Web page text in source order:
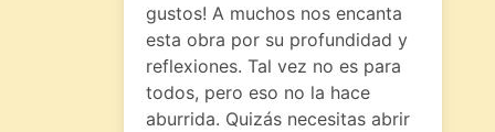
gustos! A muchos nos encanta
esta obra por su profundidad y
reflexiones. Tal vez no es para
todos, pero eso no la hace
aburrida. Quizás necesitas abrir